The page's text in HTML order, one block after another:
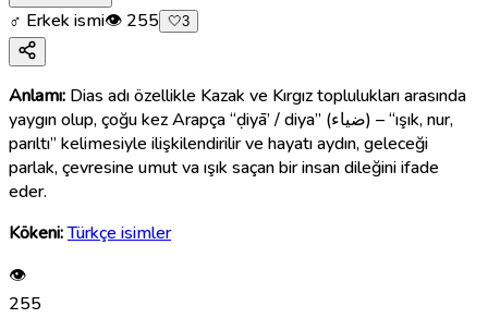
♂ Erkek ismi👁 255 🤍3
Anlamı: Dias adı özellikle Kazak ve Kırgız toplulukları arasında
yaygın olup, çoğu kez Arapça “ḍiyā’ / diya” (ضياء) – “ışık, nur,
parıltı” kelimesiyle ilişkilendirilir ve hayatı aydın, geleceği
parlak, çevresine umut va ışık saçan bir insan dileğini ifade
eder.
Kökeni:Türkçe isimler
👁
255